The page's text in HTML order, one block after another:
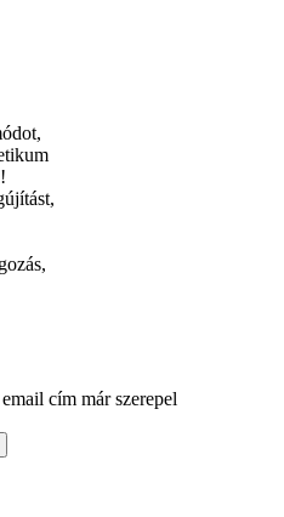
cím már szerepel